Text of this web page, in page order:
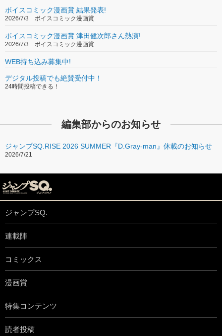
ボイスコミック漫画賞 結果発表!
2026/7/3 ボイスコミック漫画賞
ボイスコミック漫画賞 津田健次郎さん熱演!
2026/7/3 ボイスコミック漫画賞
WEB持ち込み募集中!
デジタル投稿でも絶賛受付中！
24時間投稿できる！
編集部からのお知らせ
ジャンプSQ.RISE 2026 SUMMER『D.Gray-man』休載のお知らせ
2026/7/21
ジャンプSQ.
連載陣
コミックス
漫画賞
特集コンテンツ
読者投稿